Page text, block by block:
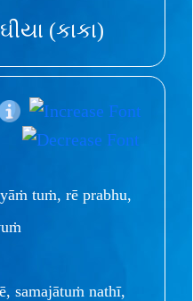
(કાકા)
tuṁ, rē prabhu,
samajātuṁ nathī,